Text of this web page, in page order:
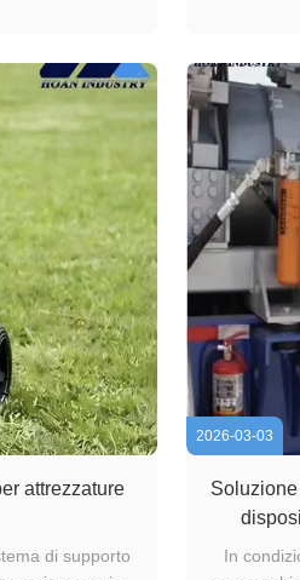
attrezzature
di supporto
2026-03-03
In